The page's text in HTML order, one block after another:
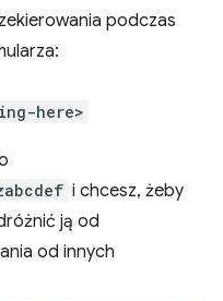
podczas
here>
i chcesz, żeby
ją od
od innych